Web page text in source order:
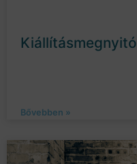
Kiállításmegnyitó
Bővebben »